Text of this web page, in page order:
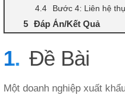
Bước 4: Liên hệ
Đáp Án/Kết Quả
Đề Bài
Một doanh nghiệp xuất